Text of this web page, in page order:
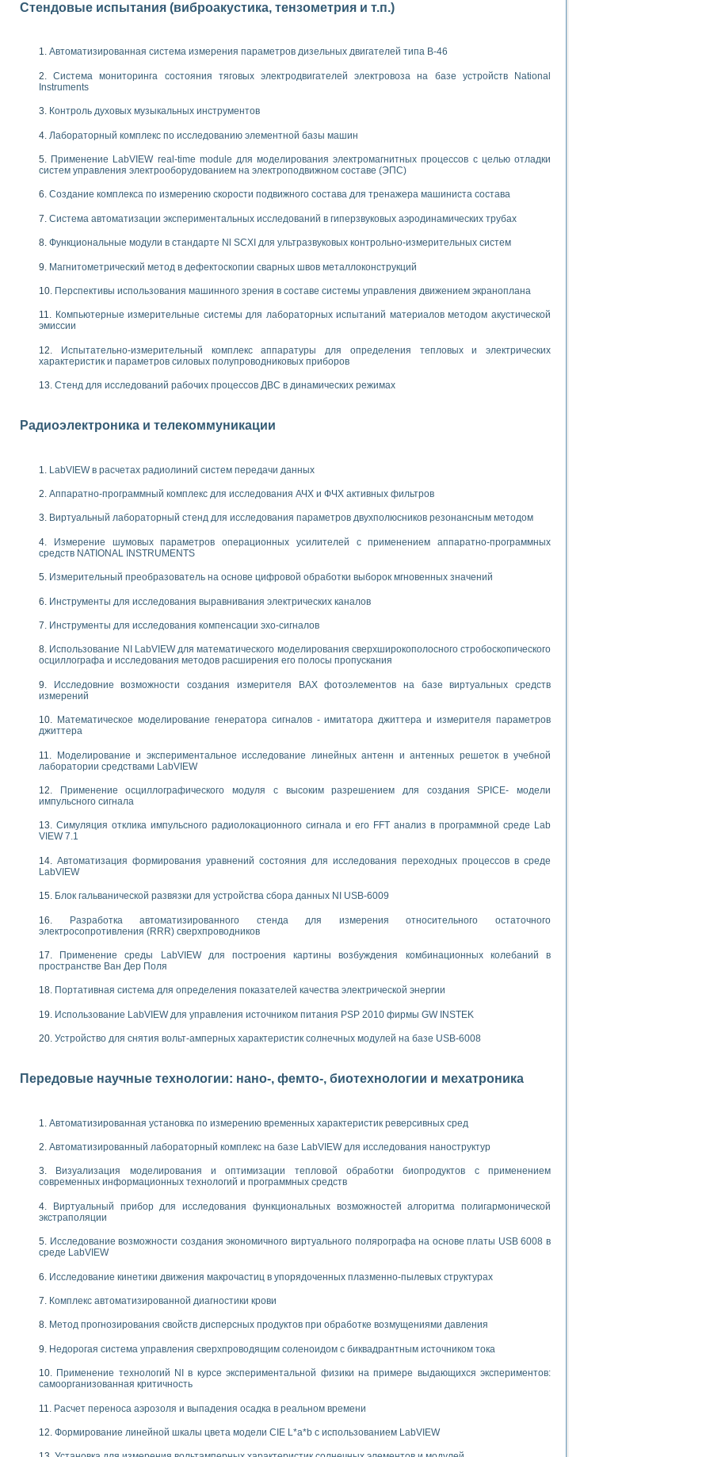
переходных процессов при коротких замыканиях в узлах электрических нагрузок
и защиты ускорителя ЛУЭ-200
процессом цементирования нефтегазовых скважин
среды специальной барокамеры
INSTRUMENTS при разработке автоматизированного комплекса для исследования средств измерения температуры
термотрансферной маркировки изделий
для исследова¬ния электрофизических свойств аморфного гидрогенизированного карбида кремния (A-SIC:H)
переходных процессов при коротких замыканиях в узлах электрических нагрузок
переходных характеристик асинхронных двигателей при пуске
неиндустриальных камер в производственных условиях
стенды
стенда по измерению профиля зеркальной антенны и построению диаграммы направленности
нелинейных резистивных цепей
в процесе изучения специальных дисциплин в технических колледжах
WORKBENCH-MULTISIM для электротехнической подготовки инженеров-неэлектриков
ИНС на основе LabVIEW
для создания лабораторного практикума по измерениям магнитных величин
переходных характеристик асинхронных двигателей при пуске
результатов измерительного экспримента
Назначение. Состав. Возможности
INSTRUMENTS для создания систем автоматизированного лабораторного практикума
и корреляционный анализ"
обеспечение учебных лабораторных стендов
для изучения технологии выращивания полупроводниковых и оптических монокристаллов
для исследования АЧХ и ФЧХ активных фильтров
одномерных сигналов на основе алгоритма полигармонической экстраполяции
полигармонической экстраполяции в среде LabVIEW
принципа действия универсального цифрового вольтметра
принимаемых решений в среде LabVIEW
«Моделирование систем» и «Автоматизация проектирования систем и средств управления»
информационно-измерительным системам (ИИС)
теории Коммутации
работы «Имитационное моделирование погрешностей канала измерения температуры» в среде LabVIEW
в среде LabVIEW
национального проекта «Образование» технологий NATIONAL INSTRUMENTS в Нижегородском госуниверситете им. Н.И. Лобачевского
практикумов на кафедре информационных систем МИРЭА
практикума по электронике кафедры информационных систем МИРЭА
частотного анализа для LabWindows/CVI и LabVIEW
программе «Прикладная физика и физическая информатика» инновационного образовательного проекта РУДН
постоянного тока
электромагнитного поля для испытаний изделий авионики
Стендовые испытания (виброакустика, тензометрия и т.п.)
Автоматизированная система измерения параметров дизельных двигателей типа В-46
Система мониторинга состояния тяговых электродвигателей электровоза на базе устройств National
Instruments
Контроль духовых музыкальных инструментов
Лабораторный комплекс по исследованию элементной базы машин
Применение LabVIEW real-time module для моделирования электромагнитных процессов с целью отладки
систем управления электрооборудованием на электроподвижном составе (ЭПС)
Создание комплекса по измерению скорости подвижного состава для тренажера машиниста состава
Система автоматизации экспериментальных исследований в гиперзвуковых аэродинамических трубах
Функциональные модули в стандарте Nl SCXI для ультразвуковых контрольно-измерительных систем
Магнитометрический метод в дефектоскопии сварных швов металлоконструкций
Перспективы использования машинного зрения в составе системы управления движением экраноплана
Компьютерные измерительные системы для лабораторных испытаний материалов методом акустической
эмиссии
Испытательно-измерительный комплекс аппаратуры для определения тепловых и электрических
характеристик и параметров силовых полупроводниковых приборов
Стенд для исследований рабочих процессов ДВС в динамических режимах
Радиоэлектроника и телекоммуникации
LabVIEW в расчетах радиолиний систем передачи данных
Аппаратно-программный комплекс для исследования АЧХ и ФЧХ активных фильтров
Виртуальный лабораторный стенд для исследования параметров двухполюсников резонансным методом
Измерение шумовых параметров операционных усилителей с применением аппаратно-программных
средств NATIONAL INSTRUMENTS
Измерительный преобразователь на основе цифровой обработки выборок мгновенных значений
Инструменты для исследования выравнивания электрических каналов
Инструменты для исследования компенсации эхо-сигналов
Использование NI LabVIEW для математического моделирования сверхширокополосного стробоскопического
осциллографа и исследования методов расширения его полосы пропускания
Исследовние возможности создания измерителя ВАХ фотоэлементов на базе виртуальных средств
измерений
Математическое моделирование генератора сигналов - имитатора джиттера и измерителя параметров
джиттера
Моделирование и экспериментальное исследование линейных антенн и антенных решеток в учебной
лаборатории средствами LabVIEW
Применение осциллографического модуля с высоким разрешением для создания SPICE- модели
импульсного сигнала
Симуляция отклика импульсного радиолокационного сигнала и его FFT анализ в программной среде Lab
VIEW 7.1
Автоматизация формирования уравнений состояния для исследования переходных процессов в среде
LabVIEW
Блок гальванической развязки для устройства сбора данных NI USB-6009
Разработка автоматизированного стенда для измерения относительного остаточного
электросопротивления (RRR) сверхпроводников
Применение среды LabVIEW для построения картины возбуждения комбинационных колебаний в
пространстве Ван Дер Поля
Портативная система для определения показателей качества электрической энергии
Использование LabVIEW для управления источником питания PSP 2010 фирмы GW INSTEK
Устройство для снятия вольт-амперных характеристик солнечных модулей на базе USB-6008
Передовые научные технологии: нано-, фемто-, биотехнологии и мехатроника
Автоматизированная установка по измерению временных характеристик реверсивных сред
Автоматизированный лабораторный комплекс на базе LabVIEW для исследования наноструктур
Визуализация моделирования и оптимизации тепловой обработки биопродуктов с применением
современных информационных технологий и программных средств
Виртуальный прибор для исследования функциональных возможностей алгоритма полигармонической
экстраполяции
Исследование возможности создания экономичного виртуального полярографа на основе платы USB 6008 в
среде LabVIEW
Исследование кинетики движения макрочастиц в упорядоченных плазменно-пылевых структурах
Комплекс автоматизированной диагностики крови
Метод прогнозирования свойств дисперсных продуктов при обработке возмущениями давления
Недорогая система управления сверхпроводящим соленоидом с биквадрантным источником тока
Применение технологий NI в курсе экспериментальной физики на примере выдающихся экспериментов:
самоорганизованная критичность
Расчет переноса аэрозоля и выпадения осадка в реальном времени
Формирование линейной шкалы цвета модели CIE L*a*b с использованием LabVIEW